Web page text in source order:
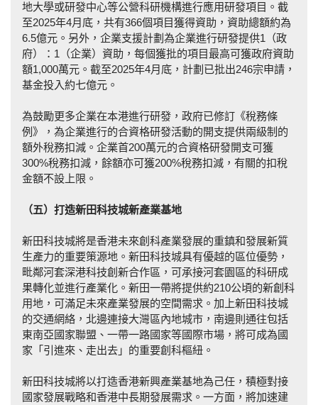
地大學或研發中心等公營科研機構進行應用研發項目。截
至2025年4月底，共有366個項目獲得資助，資助總額約為
6.5億元。另外，企業支援計劃為企業進行研發提供1（政
府）：1（企業）資助，每個獲批的項目最高可獲政府資助
額1,000萬元。截至2025年4月底，計劃已批出246宗申請，
基金投入約七億元。
為鼓勵更多企業在本港進行研發，政府已修訂《稅務條
例》，為企業進行的合資格研發活動的開支提供兩級制的
額外稅務扣減。企業首200萬元的合資格研發開支可獲
300%稅務扣減，餘額亦可獲200%稅務扣減，有關的扣稅
金額不設上限。
（五）打造新田科技城新產業基地
新田科技城將是香港未來創科產業發展的重鎮和發展新質
生產力的重要策源地。新田科技城具有優越的區位優勢，
毗鄰河套深港科技創新合作區，可承接河套園區的科研成
果轉化並進行產業化。新田一帶將提供約210公頃的新創科
用地，可滿足未來產業發展的空間需求。加上新田科技城
的交通網絡，北邊連接大灣區內地城市，南邊則通往包括
東南亞國家聯盟、一帶一路國家等國際市場，將可成為國
家「引進來、走出去」的重要創科樞紐。
新田科技城將以打造香港新興產業基地為己任，積極對接
國家發展戰略和香港中長期發展需求。一方面，將加速建